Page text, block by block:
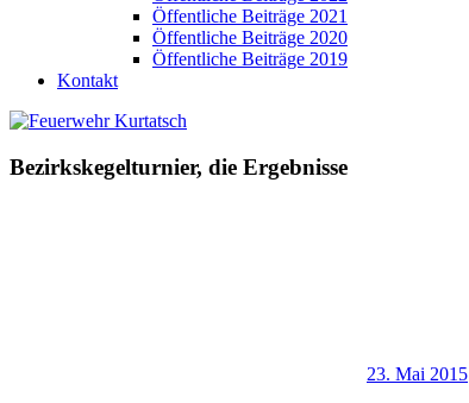
Öffentliche Beiträge 2021
Öffentliche Beiträge 2020
Öffentliche Beiträge 2019
Kontakt
Bezirkskegelturnier, die Ergebnisse
23. Mai 2015